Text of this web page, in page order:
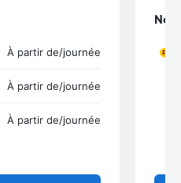
À partir de/journée
À partir de/journée
À partir de/journée
Nos